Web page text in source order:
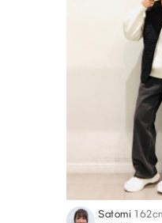
Satomi